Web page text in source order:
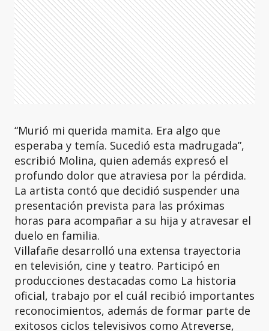
“Murió mi querida mamita. Era algo que
esperaba y temía. Sucedió esta madrugada”,
escribió Molina, quien además expresó el
profundo dolor que atraviesa por la pérdida.
La artista contó que decidió suspender una
presentación prevista para las próximas
horas para acompañar a su hija y atravesar el
duelo en familia.
Villafañe desarrolló una extensa trayectoria
en televisión, cine y teatro. Participó en
producciones destacadas como La historia
oficial, trabajo por el cuál recibió importantes
reconocimientos, además de formar parte de
exitosos ciclos televisivos como Atreverse,